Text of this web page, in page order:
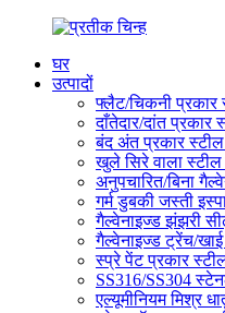
घर
उत्पादों
फ्लैट/चिकनी प्रकार
दाँतेदार/दांत प्रकार
बंद अंत प्रकार
खुले सिरे वाला स्टील
अनुपचारित/बिना
गर्म डुबकी जस्ती
गैल्वेनाइज्ड झंझरी
गैल्वेनाइज्ड ट्रेंच/
स्प्रे पेंट प्रकार
SS316/SS304
एल्यूमीनियम मिश्र